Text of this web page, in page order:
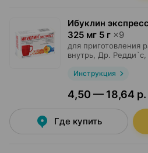
Ибуклин
325 мг 5 г ×9
для приготовления
внутрь, Др. Редди`с
Инструкция
4,50 — 18,64 р.
Где купить